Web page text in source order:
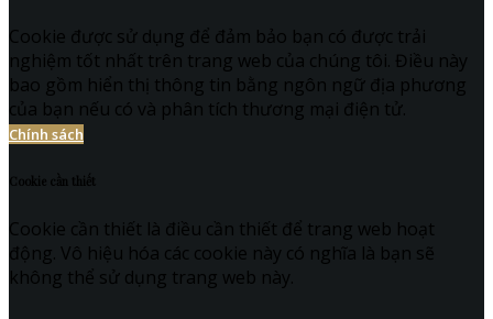
Cookie được sử dụng để đảm bảo bạn có được trải
nghiệm tốt nhất trên trang web của chúng tôi. Điều này
bao gồm hiển thị thông tin bằng ngôn ngữ địa phương
của bạn nếu có và phân tích thương mại điện tử.
Chính sách
Cookie cần thiết
Cookie cần thiết là điều cần thiết để trang web hoạt
động. Vô hiệu hóa các cookie này có nghĩa là bạn sẽ
không thể sử dụng trang web này.